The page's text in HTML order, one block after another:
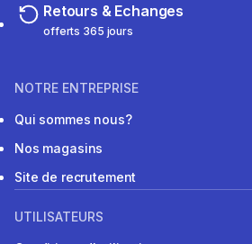
Retours & Echanges
offerts 365 jours
NOTRE ENTREPRISE
Qui sommes nous?
Nos magasins
Site de recrutement
UTILISATEURS